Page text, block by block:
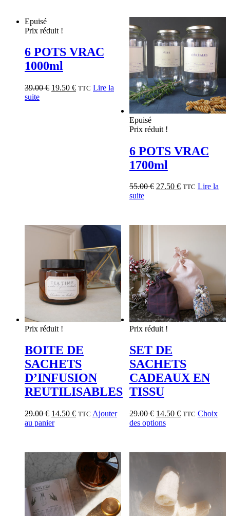
Epuisé
Prix réduit !
6 POTS VRAC
1000ml
39.00€ 19.50 € TTC Lire la
suite
Epuisé
Prix réduit !
6 POTS VRAC
1700ml
55.00€ 27.50 € TTC Lire la
suite
Prix réduit !
BOITE DE
SACHETS
D’INFUSION
REUTILISABLES
29.00€ 14.50 € TTC Ajouter
au panier
Prix réduit !
SET DE
SACHETS
CADEAUX EN
TISSU
29.00€ 14.50 € TTC Choix
des options